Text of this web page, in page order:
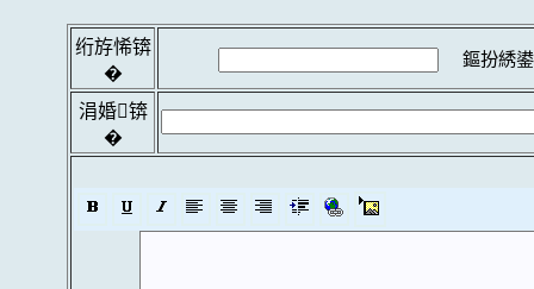
绗斿悕锛
�
鏂扮綉
涓婚锛
�